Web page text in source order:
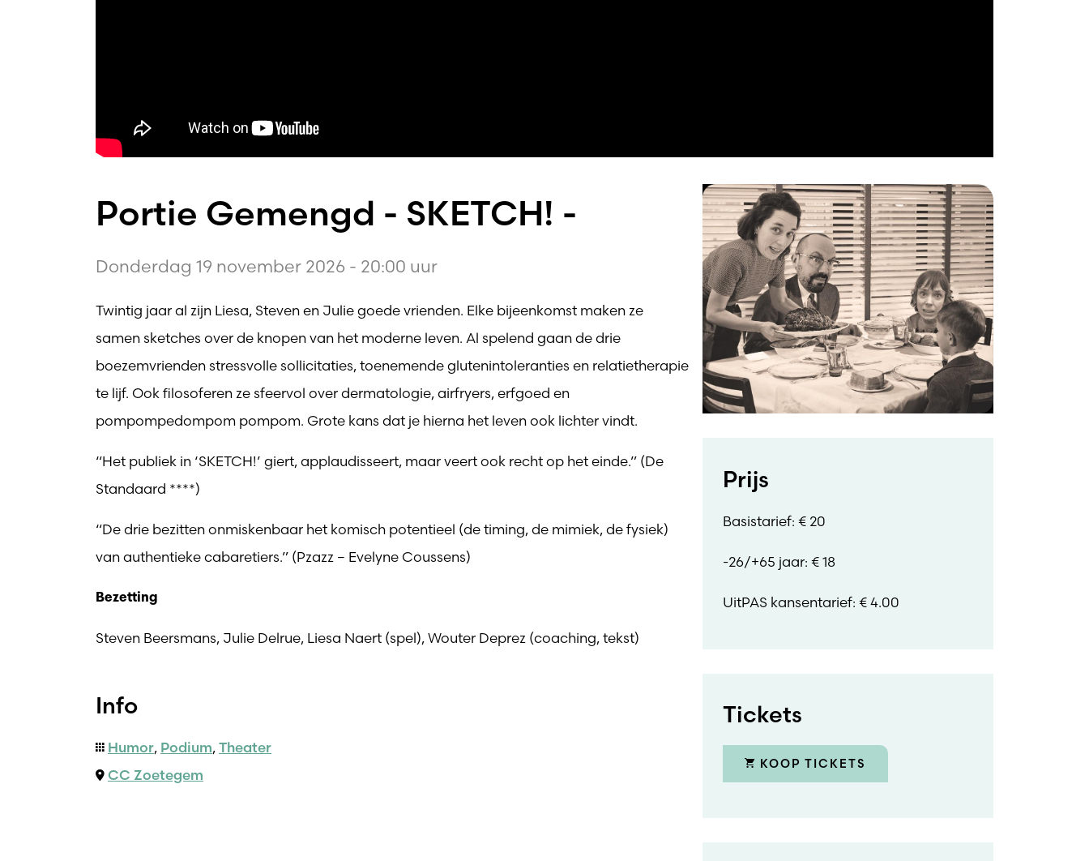
Portie Gemengd - SKETCH! -
Donderdag 19 november 2026 - 20:00 uur
Twintig jaar al zijn Liesa, Steven en Julie goede vrienden. Elke bijeenkomst maken ze
samen sketches over de knopen van het moderne leven. Al spelend gaan de drie
boezemvrienden stressvolle sollicitaties, toenemende glutenintoleranties en relatietherapie
te lijf. Ook filosoferen ze sfeervol over dermatologie, airfryers, erfgoed en
pompompedompom pompom. Grote kans dat je hierna het leven ook lichter vindt.
“Het publiek in ‘SKETCH!’ giert, applaudisseert, maar veert ook recht op het einde.” (De
Standaard ****)
“De drie bezitten onmiskenbaar het komisch potentieel (de timing, de mimiek, de fysiek)
van authentieke cabaretiers.” (Pzazz – Evelyne Coussens)
Bezetting
Steven Beersmans, Julie Delrue, Liesa Naert (spel), Wouter Deprez (coaching, tekst)
Info
Humor, Podium,Theater
CC Zoetegem
Prijs
Basistarief: € 20
-26/+65 jaar: € 18
UitPAS kansentarief: € 4.00
Tickets
KOOP TICKETS